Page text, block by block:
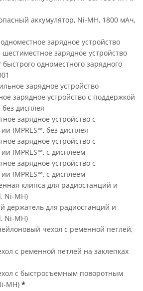
аккумулятор, Ni-MH, 1800 мАч,
зарядное устройство
зарядное устройство
быстрого одноместного зарядного
зарядное устройство
зарядное устройство с поддержкой
без дисплея
зарядное устройство с
IMPRES™, без дисплея
зарядное устройство с
IMPRES™, с дисплеем
зарядное устройство с
IMPRES™, с дисплеем
клипса для радиостанций и
Ni-MH)
держатель для радиостанций и
Ni-MH)
чехол с ременной петлей,
с ременной петлей на заклепках
с быстросъемным поворотным
MH) *